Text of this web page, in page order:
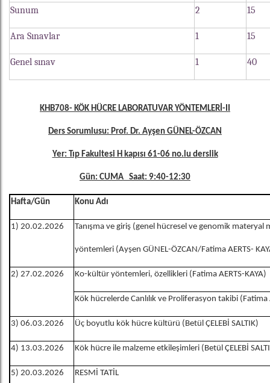
Sunum 2 15
Ara Sınavlar 1 15
Genel sınav 1 40
KHB708- KÖK HÜCRE LABORATUVAR YÖNTEMLERİ-II
Ders Sorumlusu: Prof. Dr. Ayşen GÜNEL-ÖZCAN
Yer: Tıp Fakultesi H kapısı 61-06 no.lu derslik
Gün: CUMA Saat: 9:40-12:30
Hafta/Gün Konu Adı
1) 20.02.2026 Tanışma ve giriş (genel hücresel ve genomik materyal
yöntemleri (Ayşen GÜNEL-ÖZCAN/Fatima AERTS-
2) 27.02.2026 Ko-kültür yöntemleri, özellikleri (Fatima AERTS-KAYA)
Kök hücrelerde Canlılık ve Proliferasyon takibi (Fatima
3) 06.03.2026 Üç boyutlu kök hücre kültürü (Betül ÇELEBİ SALTIK)
4) 13.03.2026 Kök hücre ile malzeme etkileşimleri (Betül ÇELEBİ
5) 20.03.2026 RESMİ TATİL